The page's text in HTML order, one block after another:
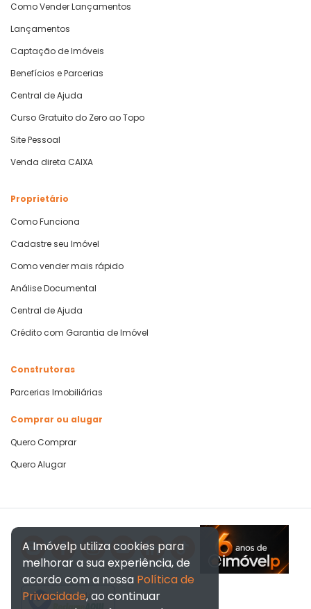
Como Vender Lançamentos
Lançamentos
Captação de Imóveis
Benefícios e Parcerias
Central de Ajuda
Curso Gratuito do Zero ao Topo
Site Pessoal
Venda direta CAIXA
Proprietário
Como Funciona
Cadastre seu Imóvel
Como vender mais rápido
Análise Documental
Central de Ajuda
Crédito com Garantia de Imóvel
Construtoras
Parcerias Imobiliárias
Comprar ou alugar
Quero Comprar
Quero Alugar
Verificada por
A Imóvelp utiliza cookies para
melhorar a sua experiência, de
acordo com a nossa Política de
Privacidade, ao continuar